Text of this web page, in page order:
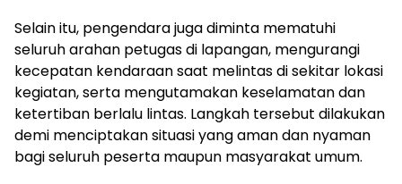
Selain itu, pengendara juga diminta mematuhi
seluruh arahan petugas di lapangan, mengurangi
kecepatan kendaraan saat melintas di sekitar lokasi
kegiatan, serta mengutamakan keselamatan dan
ketertiban berlalu lintas. Langkah tersebut dilakukan
demi menciptakan situasi yang aman dan nyaman
bagi seluruh peserta maupun masyarakat umum.